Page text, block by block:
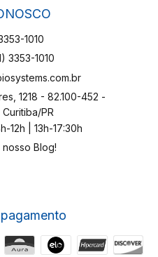
1010
3353-1010
1218 - 82.100-452 -
PR
12h | 13h-17:30h
Blog!